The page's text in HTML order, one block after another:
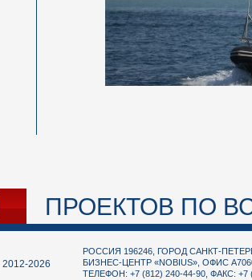
ПРОЕКТОВ ПО
2026
РОССИЯ 196246, ГОРОД САНКТ-
БИЗНЕС-ЦЕНТР «NOBIUS», ОФИС
ТЕЛЕФОН: +7 (812) 240-44-90, ФАКС: +7